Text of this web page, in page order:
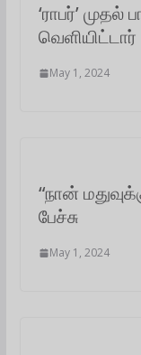
‘ராபர்’
வெளியிட்டார்
May 1, 2024
“நான்
பேச்சு
May 1, 2024